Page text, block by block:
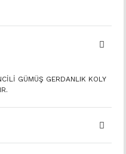
GÜMÜŞ GERDANLIK KOLY